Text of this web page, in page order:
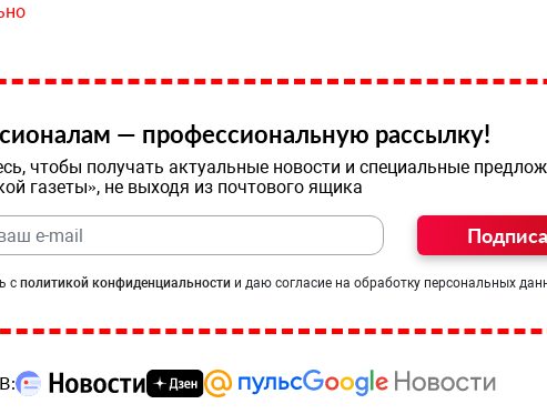
— профессиональную рассылку!
чтобы получать актуальные новости и специальные
газеты», не выходя из почтового ящика
с политикой конфиденциальности и даю согласие на обработку персональных